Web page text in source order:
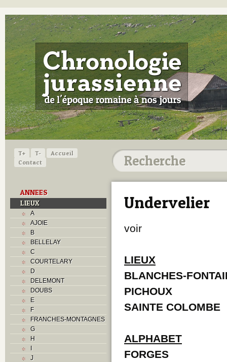
T+ T-
Accueil
Contact
ANNEES
LIEUX
A
AJOIE
B
BELLELAY
C
COURTELARY
D
DELEMONT
DOUBS
E
F
FRANCHES-MONTAGNES
G
H
I
J
Undervelier
voir
LIEUX
BLANCHES-
PICHOUX
SAINTE COLOMBE
ALPHABET
FORGES